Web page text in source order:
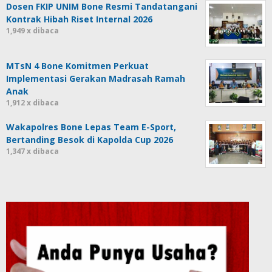
Dosen FKIP UNIM Bone Resmi Tandatangani
Kontrak Hibah Riset Internal 2026
1,949 x dibaca
MTsN 4 Bone Komitmen Perkuat
Implementasi Gerakan Madrasah Ramah
Anak
1,912 x dibaca
Wakapolres Bone Lepas Team E-Sport,
Bertanding Besok di Kapolda Cup 2026
1,347 x dibaca